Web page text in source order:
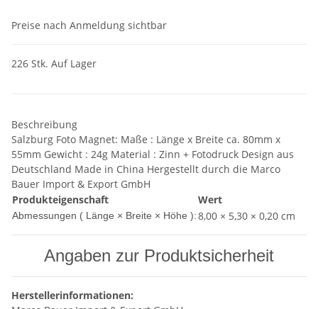
Preise nach Anmeldung sichtbar
226 Stk. Auf Lager
Beschreibung
Salzburg Foto Magnet: Maße : Länge x Breite ca. 80mm x
55mm Gewicht : 24g Material : Zinn + Fotodruck Design aus
Deutschland Made in China Hergestellt durch die Marco
Bauer Import & Export GmbH
Produkteigenschaft
Wert
Abmessungen ( Länge × Breite × Höhe ):8,00 × 5,30 × 0,20 cm
Angaben zur Produktsicherheit
Herstellerinformationen: